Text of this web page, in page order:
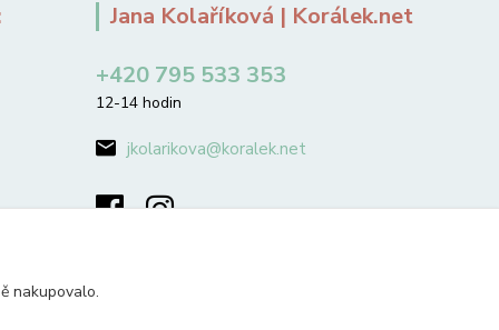
Jana Kolaříková | Korálek.net
+420 795 533 353
12-14 hodin
jkolarikova@koralek.net
nakupovalo.